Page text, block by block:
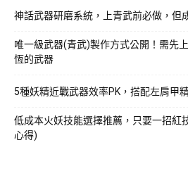
神話武器研磨系統，上青武前必做，但
唯一級武器(青武)製作方式公開！需先
恆的武器
5種妖精近戰武器效率PK，搭配左肩甲
低成本火妖技能選擇推薦，只要一招紅
心得)